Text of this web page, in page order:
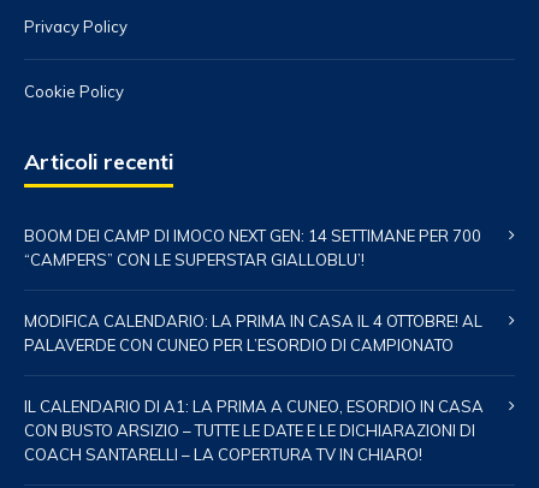
Privacy Policy
Cookie Policy
Articoli recenti
BOOM DEI CAMP DI IMOCO NEXT GEN: 14 SETTIMANE PER 700
“CAMPERS” CON LE SUPERSTAR GIALLOBLU’!
MODIFICA CALENDARIO: LA PRIMA IN CASA IL 4 OTTOBRE! AL
PALAVERDE CON CUNEO PER L’ESORDIO DI CAMPIONATO
IL CALENDARIO DI A1: LA PRIMA A CUNEO, ESORDIO IN CASA
CON BUSTO ARSIZIO – TUTTE LE DATE E LE DICHIARAZIONI DI
COACH SANTARELLI – LA COPERTURA TV IN CHIARO!